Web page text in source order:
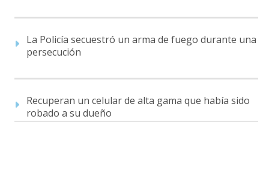
La Policía secuestró un arma de fuego durante una
persecución
Recuperan un celular de alta gama que había sido
robado a su dueño